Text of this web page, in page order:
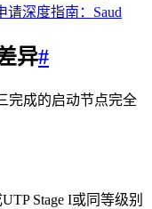
请深度指南：Saud
异#
完成的启动节点完全
Stage I或同等级别